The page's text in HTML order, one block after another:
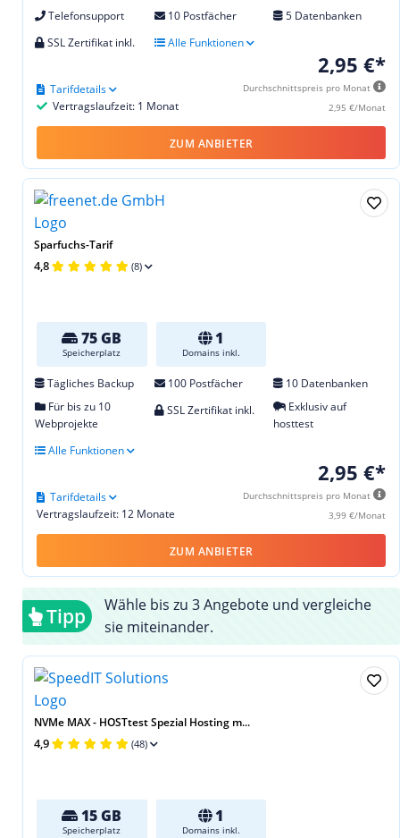
Telefonsupport 10 Postfächer
5 Datenbanken
SSL Zertifikat inkl.
Alle Funktionen
2,95 €*
Durchschnittspreis pro Monat
2,95 €/Monat
Vertragslaufzeit: 1 Monat
Tarifdetails
ZUM ANBIETER
Sparfuchs-Tarif
4,8 (8)
75 GB
Speicherplatz
1
Domains inkl.
Tägliches Backup 100 Postfächer
10 Datenbanken
Für bis zu 10
Webprojekte
SSL Zertifikat inkl.
Exklusiv auf
hosttest
Alle Funktionen
2,95 €*
Durchschnittspreis pro Monat
3,99 €/Monat
Vertragslaufzeit: 12 Monate
Tarifdetails
ZUM ANBIETER
Tipp
Wähle bis zu 3 Angebote und vergleiche
sie miteinander.
NVMe MAX - HOSTtest Spezial Hosting m...
4,9 (48)
15 GB
Speicherplatz
1
Domains inkl.